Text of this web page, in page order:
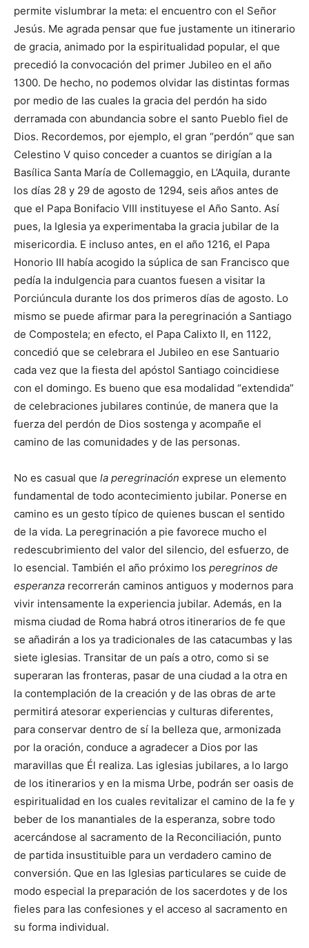
permite vislumbrar la meta: el encuentro con el Señor
Jesús. Me agrada pensar que fue justamente un itinerario
de gracia, animado por la espiritualidad popular, el que
precedió la convocación del primer Jubileo en el año
1300. De hecho, no podemos olvidar las distintas formas
por medio de las cuales la gracia del perdón ha sido
derramada con abundancia sobre el santo Pueblo fiel de
Dios. Recordemos, por ejemplo, el gran “perdón” que san
Celestino V quiso conceder a cuantos se dirigían a la
Basílica Santa María de Collemaggio, en L’Aquila, durante
los días 28 y 29 de agosto de 1294, seis años antes de
que el Papa Bonifacio VIII instituyese el Año Santo. Así
pues, la Iglesia ya experimentaba la gracia jubilar de la
misericordia. E incluso antes, en el año 1216, el Papa
Honorio III había acogido la súplica de san Francisco que
pedía la indulgencia para cuantos fuesen a visitar la
Porciúncula durante los dos primeros días de agosto. Lo
mismo se puede afirmar para la peregrinación a Santiago
de Compostela; en efecto, el Papa Calixto II, en 1122,
concedió que se celebrara el Jubileo en ese Santuario
cada vez que la fiesta del apóstol Santiago coincidiese
con el domingo. Es bueno que esa modalidad “extendida”
de celebraciones jubilares continúe, de manera que la
fuerza del perdón de Dios sostenga y acompañe el
camino de las comunidades y de las personas.
No es casual que la peregrinación exprese un elemento
fundamental de todo acontecimiento jubilar. Ponerse en
camino es un gesto típico de quienes buscan el sentido
de la vida. La peregrinación a pie favorece mucho el
redescubrimiento del valor del silencio, del esfuerzo, de
lo esencial. También el año próximo los peregrinos de
esperanza recorrerán caminos antiguos y modernos para
vivir intensamente la experiencia jubilar. Además, en la
misma ciudad de Roma habrá otros itinerarios de fe que
se añadirán a los ya tradicionales de las catacumbas y las
siete iglesias. Transitar de un país a otro, como si se
superaran las fronteras, pasar de una ciudad a la otra en
la contemplación de la creación y de las obras de arte
permitirá atesorar experiencias y culturas diferentes,
para conservar dentro de sí la belleza que, armonizada
por la oración, conduce a agradecer a Dios por las
maravillas que Él realiza. Las iglesias jubilares, a lo largo
de los itinerarios y en la misma Urbe, podrán ser oasis de
espiritualidad en los cuales revitalizar el camino de la fe y
beber de los manantiales de la esperanza, sobre todo
acercándose al sacramento de la Reconciliación, punto
de partida insustituible para un verdadero camino de
conversión. Que en las Iglesias particulares se cuide de
modo especial la preparación de los sacerdotes y de los
fieles para las confesiones y el acceso al sacramento en
su forma individual.